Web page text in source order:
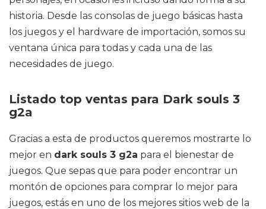
historia. Desde las consolas de juego básicas hasta
los juegos y el hardware de importación, somos su
ventana única para todas y cada una de las
necesidades de juego.
Listado top ventas para Dark souls 3
g2a
Gracias a esta de productos queremos mostrarte lo
mejor en dark souls 3 g2a para el bienestar de
juegos. Que sepas que para poder encontrar un
montón de opciones para comprar lo mejor para
juegos, estás en uno de los mejores sitios web de la